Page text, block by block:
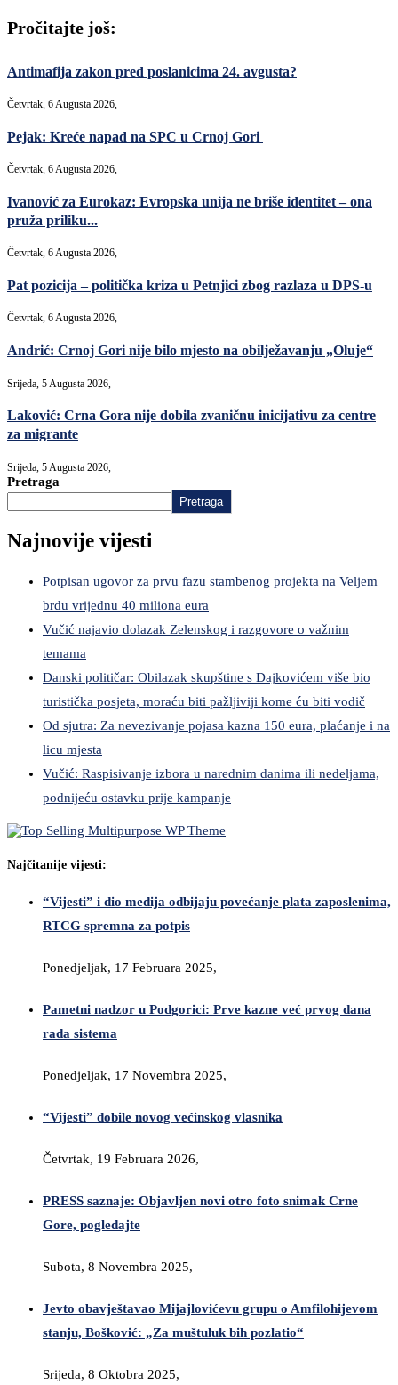
Pročitajte još:
Antimafija zakon pred poslanicima 24. avgusta?
Četvrtak, 6 Augusta 2026,
Pejak: Kreće napad na SPC u Crnoj Gori
Četvrtak, 6 Augusta 2026,
Ivanović za Eurokaz: Evropska unija ne briše identitet – ona
pruža priliku...
Četvrtak, 6 Augusta 2026,
Pat pozicija – politička kriza u Petnjici zbog razlaza u DPS-u
Četvrtak, 6 Augusta 2026,
Andrić: Crnoj Gori nije bilo mjesto na obilježavanju „Oluje“
Srijeda, 5 Augusta 2026,
Laković: Crna Gora nije dobila zvaničnu inicijativu za centre
za migrante
Srijeda, 5 Augusta 2026,
Pretraga
Pretraga
Najnovije vijesti
Potpisan ugovor za prvu fazu stambenog projekta na Veljem
brdu vrijednu 40 miliona eura
Vučić najavio dolazak Zelenskog i razgovore o važnim
temama
Danski političar: Obilazak skupštine s Dajkovićem više bio
turistička posjeta, moraću biti pažljiviji kome ću biti vodič
Od sjutra: Za nevezivanje pojasa kazna 150 eura, plaćanje i na
licu mjesta
Vučić: Raspisivanje izbora u narednim danima ili nedeljama,
podnijeću ostavku prije kampanje
Najčitanije vijesti:
“Vijesti” i dio medija odbijaju povećanje plata zaposlenima,
RTCG spremna za potpis
Ponedjeljak, 17 Februara 2025,
Pametni nadzor u Podgorici: Prve kazne već prvog dana
rada sistema
Ponedjeljak, 17 Novembra 2025,
“Vijesti” dobile novog većinskog vlasnika
Četvrtak, 19 Februara 2026,
PRESS saznaje: Objavljen novi otro foto snimak Crne
Gore, pogledajte
Subota, 8 Novembra 2025,
Jevto obavještavao Mijajlovićevu grupu o Amfilohijevom
stanju, Bošković: „Za muštuluk bih pozlatio“
Srijeda, 8 Oktobra 2025,